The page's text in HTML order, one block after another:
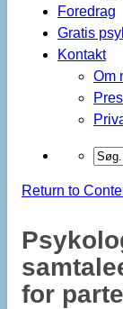
Foredrag
Gratis
Kontakt
Om
Return to
for